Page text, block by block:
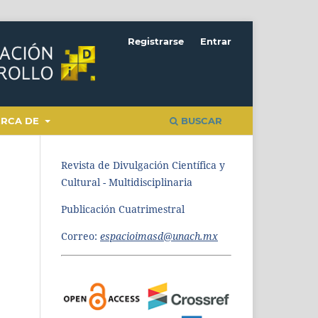
DE BUSCAR
Registrarse Entrar
Revista de Divulgación Científica y
Cultural - Multidisciplinaria
Publicación Cuatrimestral
Correo: espacioimasd@unach.mx